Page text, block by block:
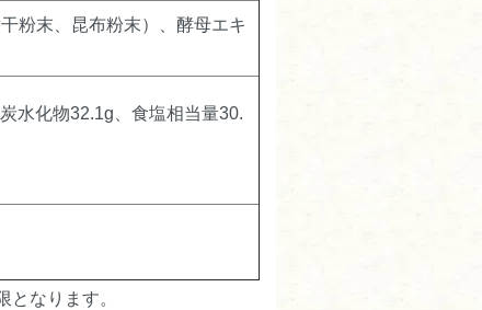
います。親子で親しん
顧いただけるよう努め
粉末、昆布粉末）、酵母エキ
水化物32.1g、食塩相当量30.
なります。